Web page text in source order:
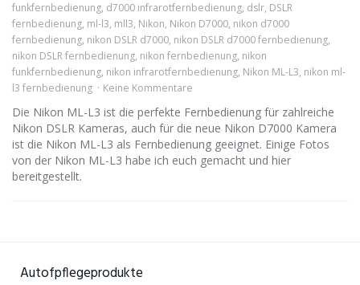
funkfernbedienung, d7000 infrarotfernbedienung, dslr, DSLR
fernbedienung, ml-l3, mll3, Nikon, Nikon D7000, nikon d7000
fernbedienung, nikon DSLR d7000, nikon DSLR d7000 fernbedienung,
nikon DSLR fernbedienung, nikon fernbedienung, nikon
funkfernbedienung, nikon infrarotfernbedienung, Nikon ML-L3, nikon ml-
l3 fernbedienung
Keine Kommentare
Die Nikon ML-L3 ist die perfekte Fernbedienung für zahlreiche
Nikon DSLR Kameras, auch für die neue Nikon D7000 Kamera
ist die Nikon ML-L3 als Fernbedienung geeignet. Einige Fotos
von der Nikon ML-L3 habe ich euch gemacht und hier
bereitgestellt.
Autofpflegeprodukte